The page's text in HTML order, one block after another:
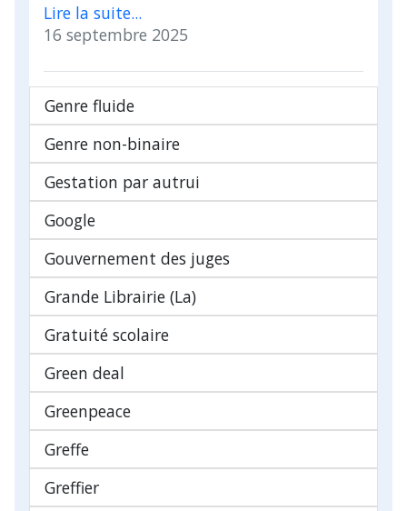
Lire la suite...
16 septembre 2025
Genre fluide
Genre non-binaire
Gestation par autrui
Google
Gouvernement des juges
Grande Librairie (La)
Gratuité scolaire
Green deal
Greenpeace
Greffe
Greffier